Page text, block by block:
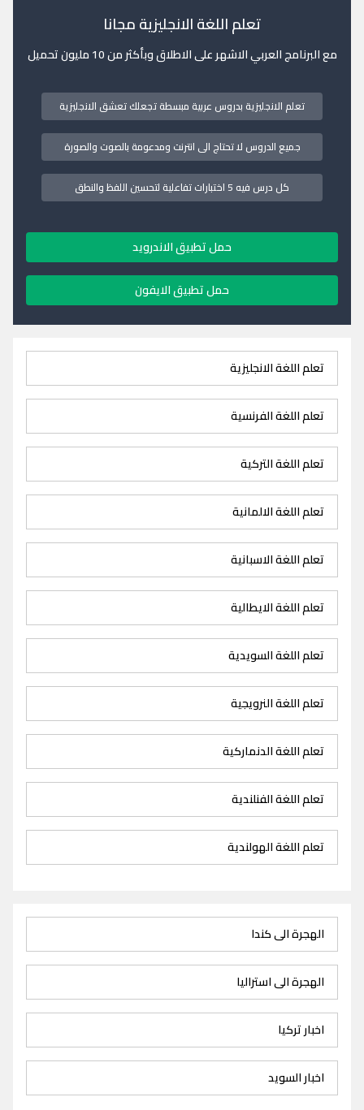
تعلم اللغة الانجليزية مجانا
مع البرنامج العربي الاشهر على الاطلاق وبأكثر من 10 مليون تحميل
تعلم الانجليزية بدروس عربية مبسطة تجعلك تعشق الانجليزية
جميع الدروس لا تحتاج الى انترنت ومدعومة بالصوت والصورة
كل درس فيه 5 اختبارات تفاعلية لتحسين اللفظ والنطق
حمل تطبيق الاندرويد
حمل تطبيق الايفون
تعلم اللغة الانجليزية
تعلم اللغة الفرنسية
تعلم اللغة التركية
تعلم اللغة الالمانية
تعلم اللغة الاسبانية
تعلم اللغة الايطالية
تعلم اللغة السويدية
تعلم اللغة النرويجية
تعلم اللغة الدنماركية
تعلم اللغة الفنلندية
تعلم اللغة الهولندية
الهجرة الى كندا
الهجرة الى استراليا
اخبار تركيا
اخبار السويد